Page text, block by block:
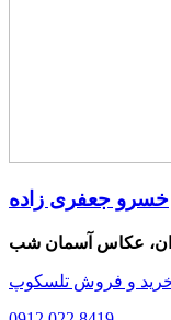
خسرو جعفری زاده
عکاس آسمان شب
و فروش تلسکوپ